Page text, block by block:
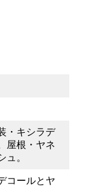
・キシラデ
屋根・ヤネ
ュ。
コールとヤ